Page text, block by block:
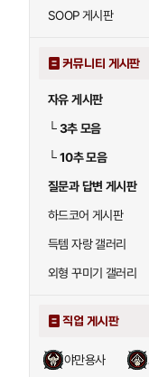
SOOP 게시판
커뮤니티 게시판
자유 게시판
└3추 모음
└10추 모음
질문과 답변 게시판
하드코어 게시판
득템 자랑 갤러리
외형 꾸미기 갤러리
직업 게시판
야만용사